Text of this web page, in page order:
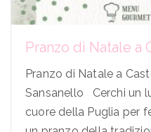
Pranzo di Natale a
Pranzo di Natale a
Sansanello Cerchi un
cuore della Puglia per